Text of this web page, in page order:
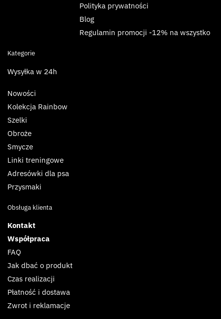
Polityka prywatności
Blog
Regulamin promocji -12% na wszystko
Kategorie
Wysyłka w 24h
Nowości
Kolekcja Rainbow
Szelki
Obroże
Smycze
Linki treningowe
Adresówki dla psa
Przysmaki
Obsługa klienta
Kontakt
Współpraca
FAQ
Jak dbać o produkt
Czas realizacji
Płatność i dostawa
Zwrot i reklamacje